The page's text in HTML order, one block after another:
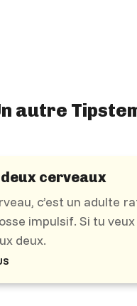
autre
deux cerveaux
c’est un adulte
impulsif. Si tu
deux.